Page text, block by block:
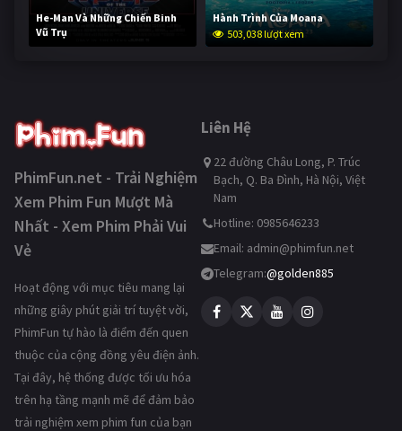
He-Man Và Những Chiến Binh
Vũ Trụ
253,083 lượt xem
Hành Trình Của Moana
503,038 lượt xem
PhimFun.net - Trải Nghiệm
Xem Phim Fun Mượt Mà
Nhất - Xem Phim Phải Vui
Vẻ
Hoạt động với mục tiêu mang lại
những giây phút giải trí tuyệt vời,
PhimFun tự hào là điểm đến quen
thuộc của cộng đồng yêu điện ảnh.
Tại đây, hệ thống được tối ưu hóa
trên hạ tầng mạnh mẽ để đảm bảo
trải nghiệm xem phim fun của bạn
Liên Hệ
22 đường Châu Long, P. Trúc
Bạch, Q. Ba Đình, Hà Nội, Việt
Nam
Hotline: 0985646233
Email: admin@phimfun.net
Telegram:@golden885